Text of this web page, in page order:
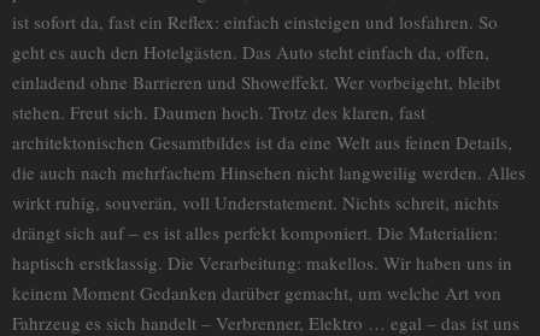
ist sofort da, fast ein Reflex: einfach einsteigen und losfahren. So
geht es auch den Hotelgästen. Das Auto steht einfach da, offen,
einladend ohne Barrieren und Showeffekt. Wer vorbeigeht, bleibt
stehen. Freut sich. Daumen hoch. Trotz des klaren, fast
architektonischen Gesamtbildes ist da eine Welt aus feinen Details,
die auch nach mehrfachem Hinsehen nicht langweilig werden. Alles
wirkt ruhig, souverän, voll Understatement. Nichts schreit, nichts
drängt sich auf – es ist alles perfekt komponiert. Die Materialien:
haptisch erstklassig. Die Verarbeitung: makellos. Wir haben uns in
keinem Moment Gedanken darüber gemacht, um welche Art von
Fahrzeug es sich handelt – Verbrenner, Elektro … egal – das ist uns